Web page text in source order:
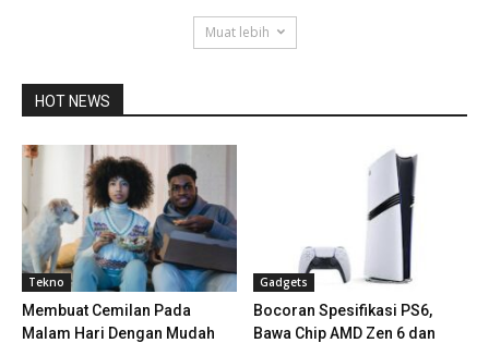
Muat lebih
HOT NEWS
Tekno
Membuat Cemilan Pada
Malam Hari Dengan Mudah
Gadgets
Bocoran Spesifikasi PS6,
Bawa Chip AMD Zen 6 dan